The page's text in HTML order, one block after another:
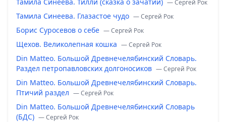
— Сергей Рок
Тамила Синеева. Глазастое чудо — Сергей Рок
Борис Суросевов о себе — Сергей Рок
Щехов. Великолепная кошка — Сергей Рок
Din Matteo. Большой Древнечелябинский Словарь.
Раздел петропавловских долгоносиков — Сергей Рок
Din Matteo. Большой Древнечелябинский Словарь.
Птичий раздел — Сергей Рок
Din Matteo. Большой Древнечелябинский Словарь
(БДС) — Сергей Рок